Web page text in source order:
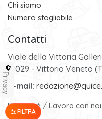
FILTRA
Chi siamo
Numero sfogliabile
Contatti
Viale della Vittoria
31029 - Vittorio Veneto
e-mail:
Pubblicità / Lavora con noi
Privacy